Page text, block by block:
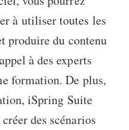
à utiliser toutes les
produire du contenu
à des experts
formation. De plus,
iSpring Suite
des scénarios